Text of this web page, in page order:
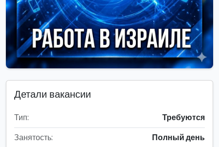
Детали вакансии
Тип:
Требуются
Занятость:
Полный день